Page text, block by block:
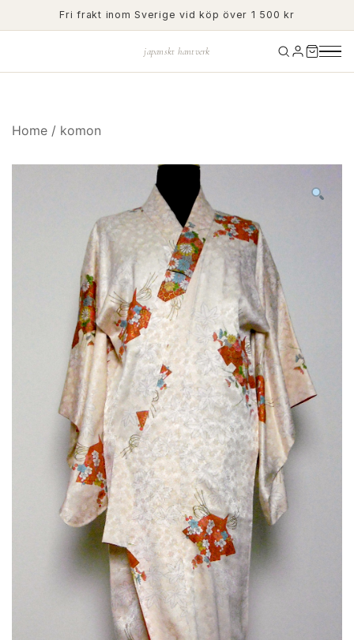
to
Fri frakt inom Sverige vid köp över 1 500 kr
japanskt hantverk
Home / komon